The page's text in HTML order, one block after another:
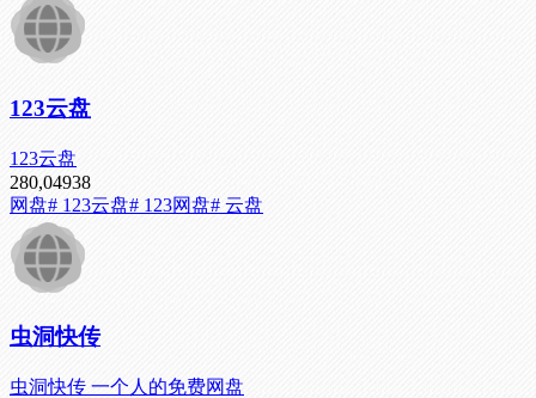
123云盘
123云盘
280,04938
网盘# 123云盘# 123网盘# 云盘
虫洞快传
虫洞快传 一个人的免费网盘